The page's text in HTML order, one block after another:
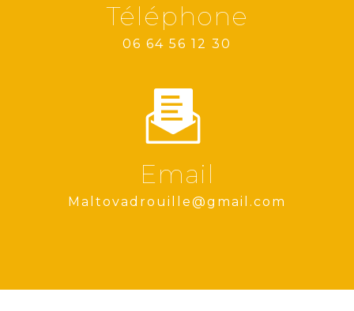
Téléphone
06 64 56 12 30
Email
maltovadrouille@gmail.com